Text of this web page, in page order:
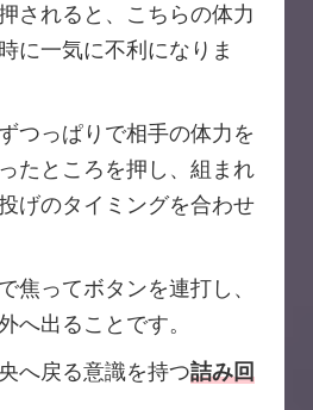
されると、こちらの体力
に一気に不利になりま
つっぱりで相手の体力を
たところを押し、組まれ
げのタイミングを合わせ
焦ってボタンを連打し、
へ出ることです。
へ戻る意識を持つ詰み回